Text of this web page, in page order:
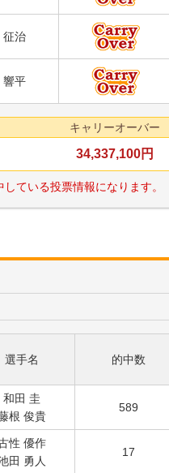
征治
響平
キャリーオーバー
34,337,100円
ている投票情報になります。
選手名 的中数
和田 圭
根 俊貴
589
性 優作
田 勇人
17